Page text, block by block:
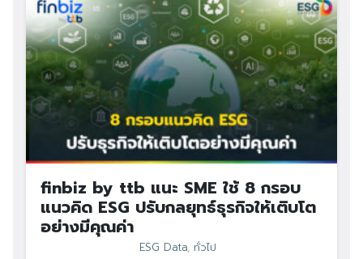
finbiz by ttb แนะ SME ใช้ 8 กรอบ
แนวคิด ESG ปรับกลยุทธ์ธุรกิจให้เติบโต
อย่างมีคุณค่า
ESG Data, ทั่วไป